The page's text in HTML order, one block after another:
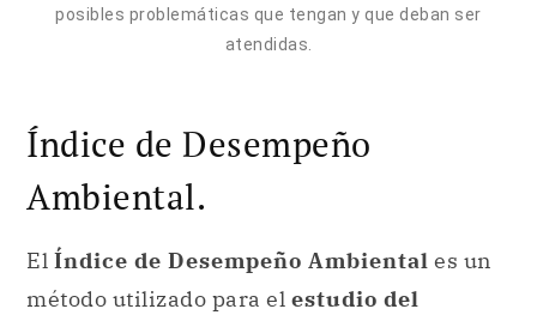
posibles problemáticas que tengan y que deban ser
atendidas.
Índice de Desempeño
Ambiental.
El Índice de Desempeño Ambiental es un
método utilizado para el estudio del